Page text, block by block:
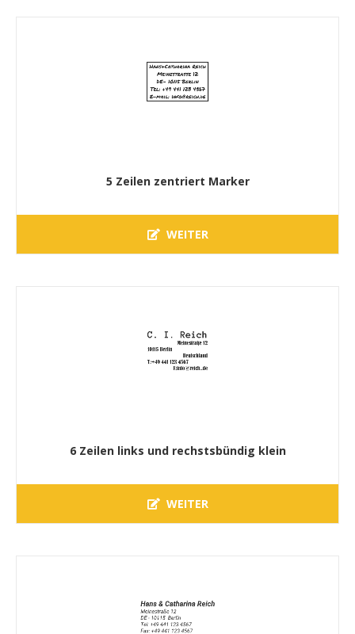
5 Zeilen zentriert Marker
WEITER
6 Zeilen links und rechstsbündig klein
WEITER